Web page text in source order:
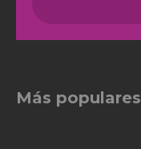
Más populares